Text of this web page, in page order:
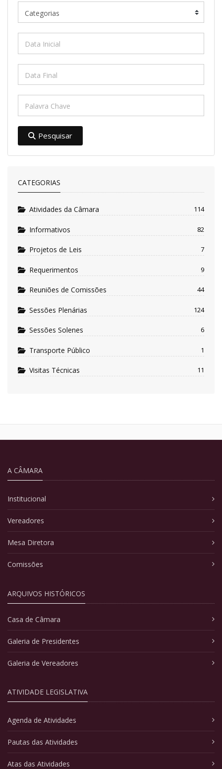
Pesquisar
CATEGORIAS
Atividades da Câmara 114
Informativos 82
Projetos de Leis 7
Requerimentos 9
Reuniões de Comissões 44
Sessões Plenárias 124
Sessões Solenes 6
Transporte Público 1
Visitas Técnicas 11
A CÂMARA
Institucional
Vereadores
Mesa Diretora
Comissões
ARQUIVOS HISTÓRICOS
Casa de Câmara
Galeria de Presidentes
Galeria de Vereadores
ATIVIDADE LEGISLATIVA
Agenda de Atividades
Pautas das Atividades
Atas das Atividades